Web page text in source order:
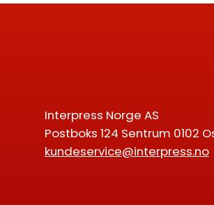
Interpress Norge AS
Postboks 124 Sentrum 0102
kundeservice@interpress.no